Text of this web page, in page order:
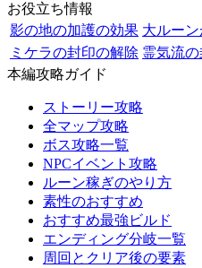
お役立ち情報
影の地の加護の効果 大ルー
ミケラの封印の解除 霊気流
本編攻略ガイド
ストーリー攻略
全マップ攻略
ボス攻略一覧
NPCイベント攻略
ルーン稼ぎのやり方
素性のおすすめ
おすすめ最強ビルド
エンディング分岐一覧
周回とクリア後の要素